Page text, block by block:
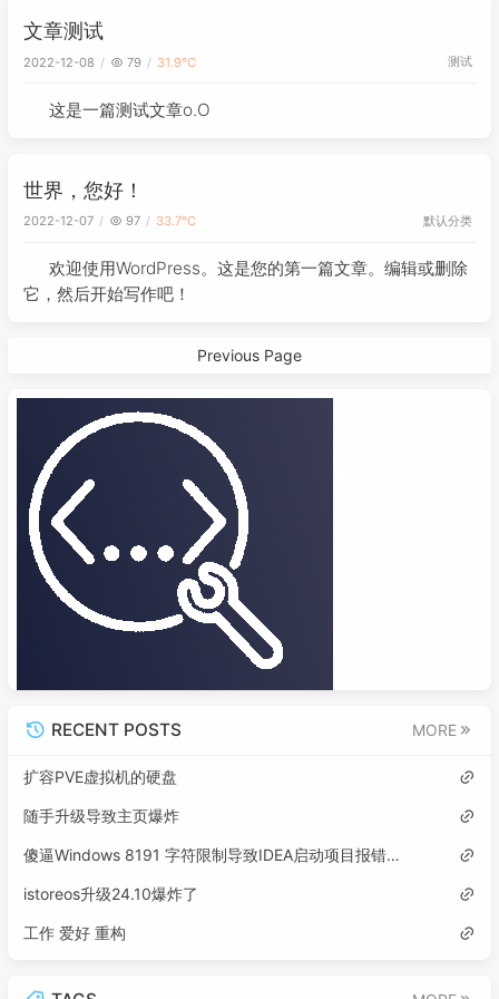
文章测试
2022-12-08 79 31.9℃ 测试
这是一篇测试文章o.O
世界，您好！
2022-12-07 97 33.7℃ 默认分类
欢迎使用WordPress。这是您的第一篇文章。编辑或删除
它，然后开始写作吧！
Previous Page
RECENT POSTS MORE
扩容PVE虚拟机的硬盘
随手升级导致主页爆炸
傻逼Windows 8191 字符限制导致IDEA启动项目报错误: 找不到或无法加载主类
istoreos升级24.10爆炸了
工作 爱好 重构